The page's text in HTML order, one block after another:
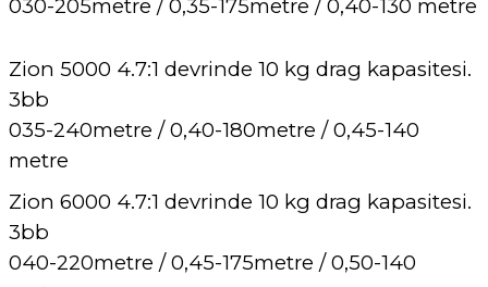
030-205metre / 0,35-175metre / 0,40-130 metre
Zion 5000 4.7:1 devrinde 10 kg drag kapasitesi.
3bb
035-240metre / 0,40-180metre / 0,45-140
metre
Zion 6000 4.7:1 devrinde 10 kg drag kapasitesi.
3bb
040-220metre / 0,45-175metre / 0,50-140